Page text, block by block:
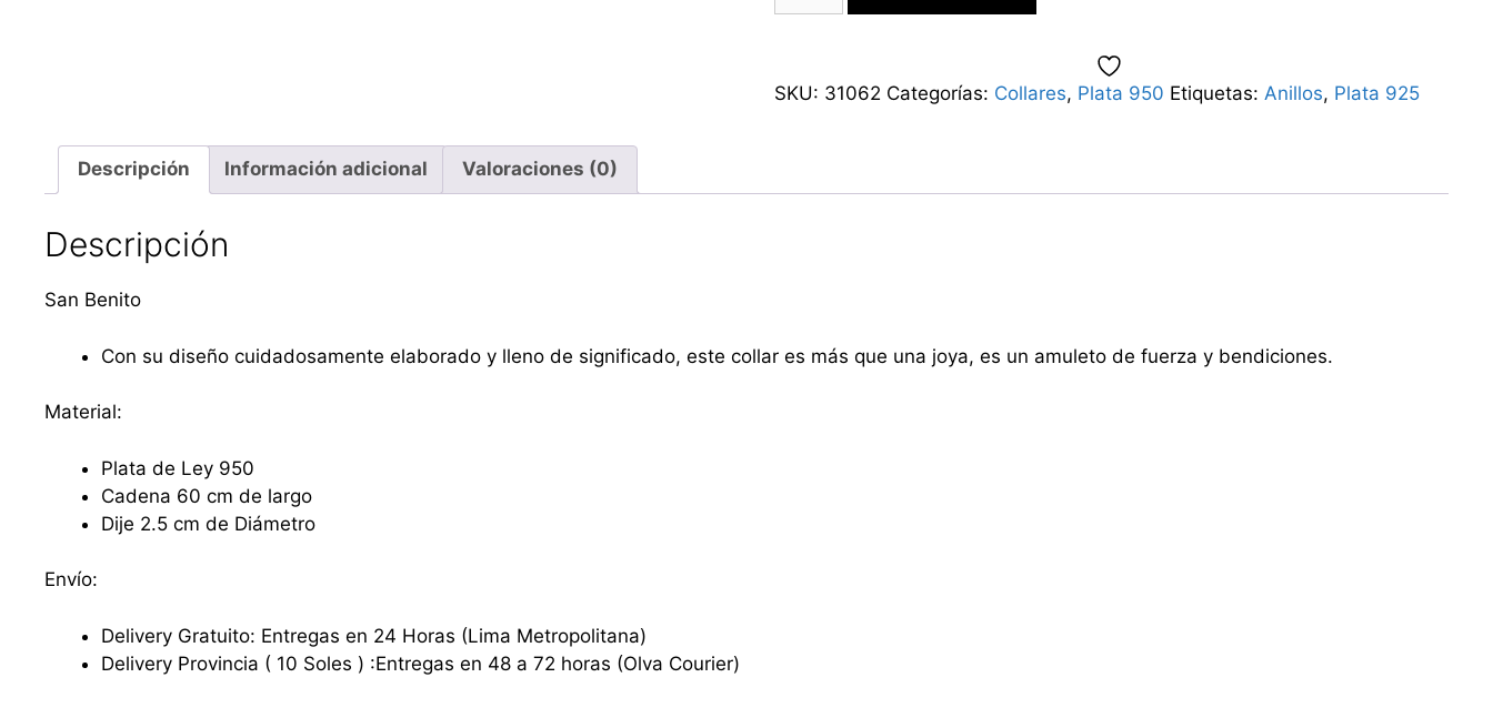
SKU: 31062 Categorías: Collares, Plata 950 Etiquetas: Anillos, Plata 925
Descripción Información adicional Valoraciones (0)
Descripción
San Benito
Con su diseño cuidadosamente elaborado y lleno de significado, este collar es más que una joya, es un amuleto de fuerza y bendiciones.
Material:
Plata de Ley 950
Cadena 60 cm de largo
Dije 2.5 cm de Diámetro
Envío:
Delivery Gratuito: Entregas en 24 Horas (Lima Metropolitana)
Delivery Provincia ( 10 Soles ) :Entregas en 48 a 72 horas (Olva Courier)